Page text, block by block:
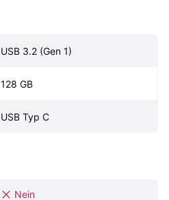
USB 3.2 (Gen 1)
128 GB
USB Typ C
Nein